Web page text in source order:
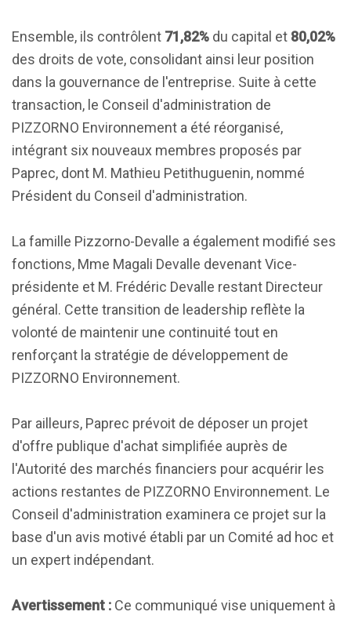
Ensemble, ils contrôlent 71,82% du capital et 80,02%
des droits de vote, consolidant ainsi leur position
dans la gouvernance de l'entreprise. Suite à cette
transaction, le Conseil d'administration de
PIZZORNO Environnement a été réorganisé,
intégrant six nouveaux membres proposés par
Paprec, dont M. Mathieu Petithuguenin, nommé
Président du Conseil d'administration.
La famille Pizzorno-Devalle a également modifié ses
fonctions, Mme Magali Devalle devenant Vice-
présidente et M. Frédéric Devalle restant Directeur
général. Cette transition de leadership reflète la
volonté de maintenir une continuité tout en
renforçant la stratégie de développement de
PIZZORNO Environnement.
Par ailleurs, Paprec prévoit de déposer un projet
d'offre publique d'achat simplifiée auprès de
l'Autorité des marchés financiers pour acquérir les
actions restantes de PIZZORNO Environnement. Le
Conseil d'administration examinera ce projet sur la
base d'un avis motivé établi par un Comité ad hoc et
un expert indépendant.
Avertissement : Ce communiqué vise uniquement à